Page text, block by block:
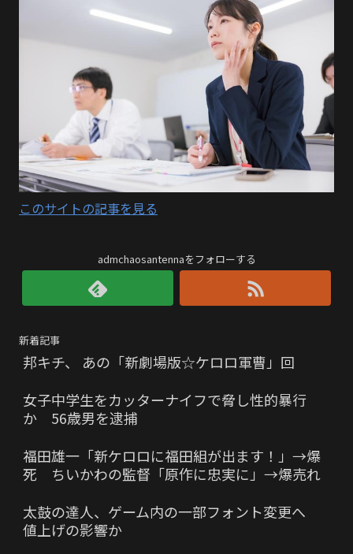
このサイトの記事を見る
admchaosantennaをフォローする
新着記事
邦キチ、 あの「新劇場版☆ケロロ軍曹」回
女子中学生をカッターナイフで脅し性的暴行
か 56歳男を逮捕
福田雄一「新ケロロに福田組が出ます！」→爆
死 ちいかわの監督「原作に忠実に」→爆売れ
太鼓の達人、ゲーム内の一部フォント変更へ
値上げの影響か